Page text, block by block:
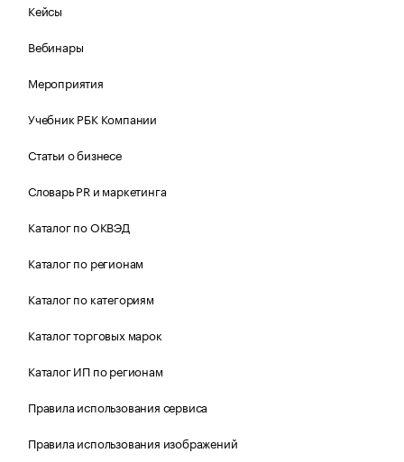
Кейсы
Вебинары
Мероприятия
Учебник РБК Компании
Статьи о бизнесе
Словарь PR и маркетинга
Каталог по ОКВЭД
Каталог по регионам
Каталог по категориям
Каталог торговых марок
Каталог ИП по регионам
Правила использования сервиса
Правила использования изображений